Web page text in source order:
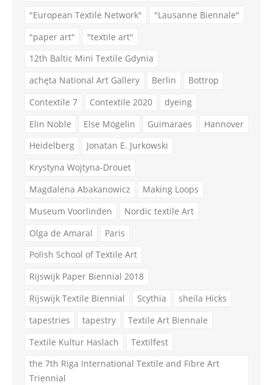
"European Textile Network"
"Lausanne Biennale"
"paper art"
"textile art"
12th Baltic Mini Textile Gdynia
achęta National Art Gallery
Berlin
Bottrop
Contextile 7
Contextile 2020
dyeing
Elin Noble
Else Mögelin Guimaraes
Hannover
Heidelberg
Jonatan E. Jurkowski
Krystyna Wojtyna-Drouet
Magdalena Abakanowicz
Making Loops
Museum Voorlinden
Nordic textile Art
Olga de Amaral
Paris
Polish School of Textile Art
Rijswijk Paper Biennial 2018
Rijswijk Textile Biennial
Scythia
sheila Hicks
tapestries
tapestry
Textile Art Biennale
Textile Kultur Haslach
Textilfest
the 7th Riga International Textile and Fibre Art
Triennial